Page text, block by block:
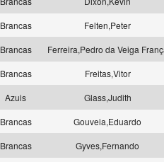
Brancas Felten,Peter
Brancas Ferreira,Pedro da Veiga
Brancas Freitas,Vitor
Azuis Glass,Judith
Brancas Gouveia,Eduardo
Brancas Gyves,Fernando